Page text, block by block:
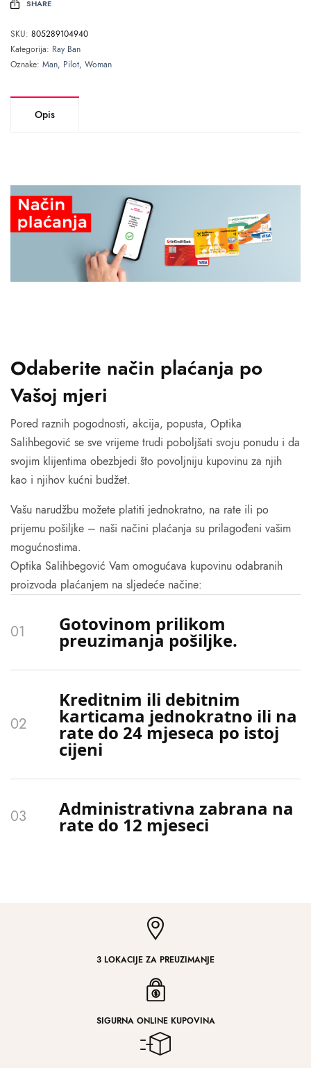
SHARE
SKU: 805289104940
Kategorija: Ray Ban
Oznake: Man, Pilot, Woman
Opis
Odaberite način plaćanja po
Vašoj mjeri
Pored raznih pogodnosti, akcija, popusta, Optika
Salihbegović se sve vrijeme trudi poboljšati svoju ponudu i da
svojim klijentima obezbjedi što povoljniju kupovinu za njih
kao i njihov kućni budžet.
Vašu narudžbu možete platiti jednokratno, na rate ili po
prijemu pošiljke – naši načini plaćanja su prilagođeni vašim
mogućnostima.
Optika Salihbegović Vam omogućava kupovinu odabranih
proizvoda plaćanjem na sljedeće načine:
Gotovinom prilikom
preuzimanja pošiljke.
Kreditnim ili debitnim
karticama jednokratno ili na
rate do 24 mjeseca po istoj
cijeni
Administrativna zabrana na
rate do 12 mjeseci
3 LOKACIJE ZA PREUZIMANJE
SIGURNA ONLINE KUPOVINA